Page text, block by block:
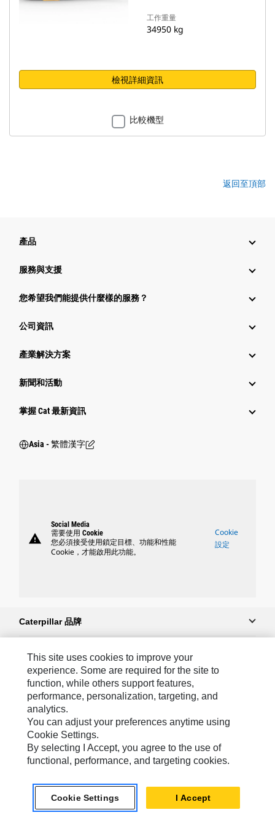
工作重量
34950 kg
檢視詳細資訊
比較機型
返回至頂部
產品
服務與支援
您希望我們能提供什麼樣的服務？
公司資訊
產業解決方案
新聞和活動
掌握 Cat 最新資訊
Asia - 繁體漢字
warning
Social Media
需要使用 Cookie
您必須接受使用鎖定目標、功能和性能
Cookie，才能啟用此功能。
Cookie
設定
Caterpillar 品牌
Caterpillar.com
聯絡 Caterpillar
我的行銷偏好設定
網站地圖
Cookie Settings
隱私權
關於 Cat
This site uses cookies to improve your
experience. Some are required for the site to
function, while others support features,
performance, personalization, targeting, and
analytics.
You can adjust your preferences anytime using
Cookie Settings.
By selecting I Accept, you agree to the use of
functional, performance, and targeting cookies.
Cookie Settings I Accept